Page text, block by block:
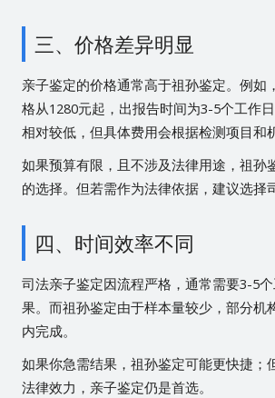
三、价格差异明显
亲子鉴定的价格通常高于祖孙鉴定。例如
格从1280元起，出报告时间为3-5个工作
相对较低，但具体费用会根据检测项目和
如果预算有限，且不涉及法律用途，祖孙
的选择。但若需作为法律依据，建议选择
四、时间效率不同
司法亲子鉴定因流程严格，通常需要3-5
果。而祖孙鉴定由于样本量较少，部分机
内完成。
如果你急需结果，祖孙鉴定可能更快捷；
法律效力，亲子鉴定仍是首选。